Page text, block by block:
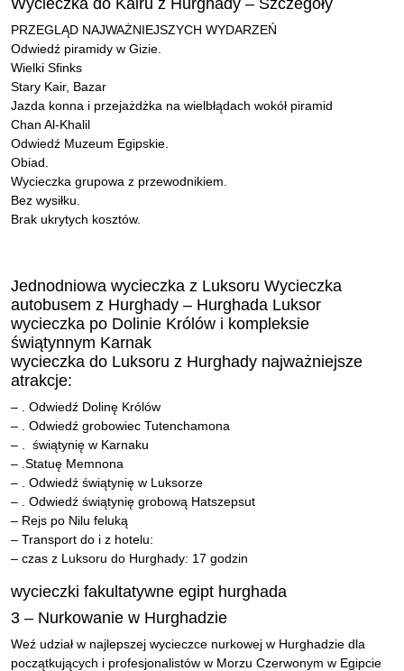
Wycieczka do Kairu z Hurghady – Szczegóły
PRZEGLĄD NAJWAŻNIEJSZYCH WYDARZEŃ
Odwiedź piramidy w Gizie.
Wielki Sfinks
Stary Kair, Bazar
Jazda konna i przejażdżka na wielbłądach wokół piramid
Chan Al-Khalil
Odwiedź Muzeum Egipskie.
Obiad.
Wycieczka grupowa z przewodnikiem.
Bez wysiłku.
Brak ukrytych kosztów.
Jednodniowa wycieczka z Luksoru Wycieczka
autobusem z Hurghady – Hurghada Luksor
wycieczka po Dolinie Królów i kompleksie
świątynnym Karnak
wycieczka do Luksoru z Hurghady najważniejsze
atrakcje:
– . Odwiedź Dolinę Królów
– . Odwiedź grobowiec Tutenchamona
– . świątynię w Karnaku
– .Statuę Memnona
– . Odwiedź świątynię w Luksorze
– . Odwiedź świątynię grobową Hatszepsut
– Rejs po Nilu feluką
– Transport do i z hotelu:
– czas z Luksoru do Hurghady: 17 godzin
wycieczki fakultatywne egipt hurghada
3 – Nurkowanie w Hurghadzie
Weź udział w najlepszej wycieczce nurkowej w Hurghadzie dla
początkujących i profesjonalistów w Morzu Czerwonym w Egipcie